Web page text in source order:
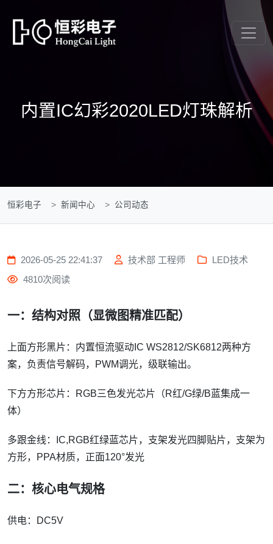
内置IC幻彩2020LED灯珠解析
恒彩电子 新闻中心 公司动态
2026-05-25 22:41:37 技术部 工程师
LED技术
4810次阅读
一：结构对照（显微图精准匹配）
上面方形黑片：内置恒流驱动IC WS2812/SK6812两种方
案，负责信号解码，PWM调光，级联输出。
下方方形芯片：RGB三色发光芯片（R红/G绿/B蓝集成一
体）
多跟金线：IC,RGB红绿蓝芯片，支架发光四脚贴片，支架为
方形，PPA材质，正面120°发光
二：核心电气规格
供电：DC5V